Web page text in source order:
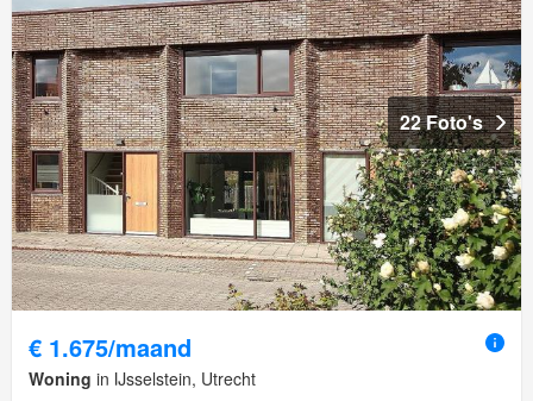
22 Foto's
€ 1.675/maand
Woning in IJsselstein, Utrecht